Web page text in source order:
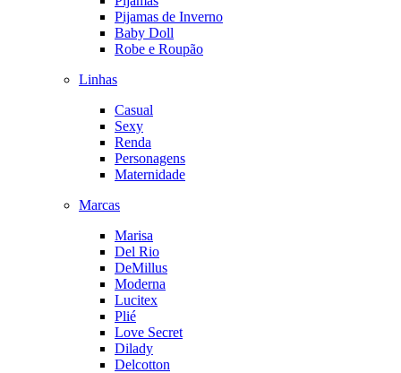
Pijamas de Inverno
Baby Doll
Robe e Roupão
Linhas
Casual
Sexy
Renda
Personagens
Maternidade
Marcas
Marisa
Del Rio
DeMillus
Moderna
Lucitex
Plié
Love Secret
Dilady
Delcotton